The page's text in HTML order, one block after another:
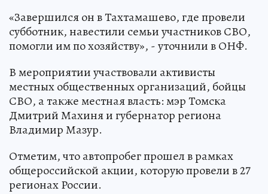
«Завершился он в Тахтамашево, где провели
субботник, навестили семьи участников СВО,
помогли им по хозяйству», - уточнили в ОНФ.
В мероприятии участвовали активисты
местных общественных организаций, бойцы
СВО, а также местная власть: мэр Томска
Дмитрий Махиня и губернатор региона
Владимир Мазур.
Отметим, что автопробег прошел в рамках
общероссийской акции, которую провели в 27
регионах России.